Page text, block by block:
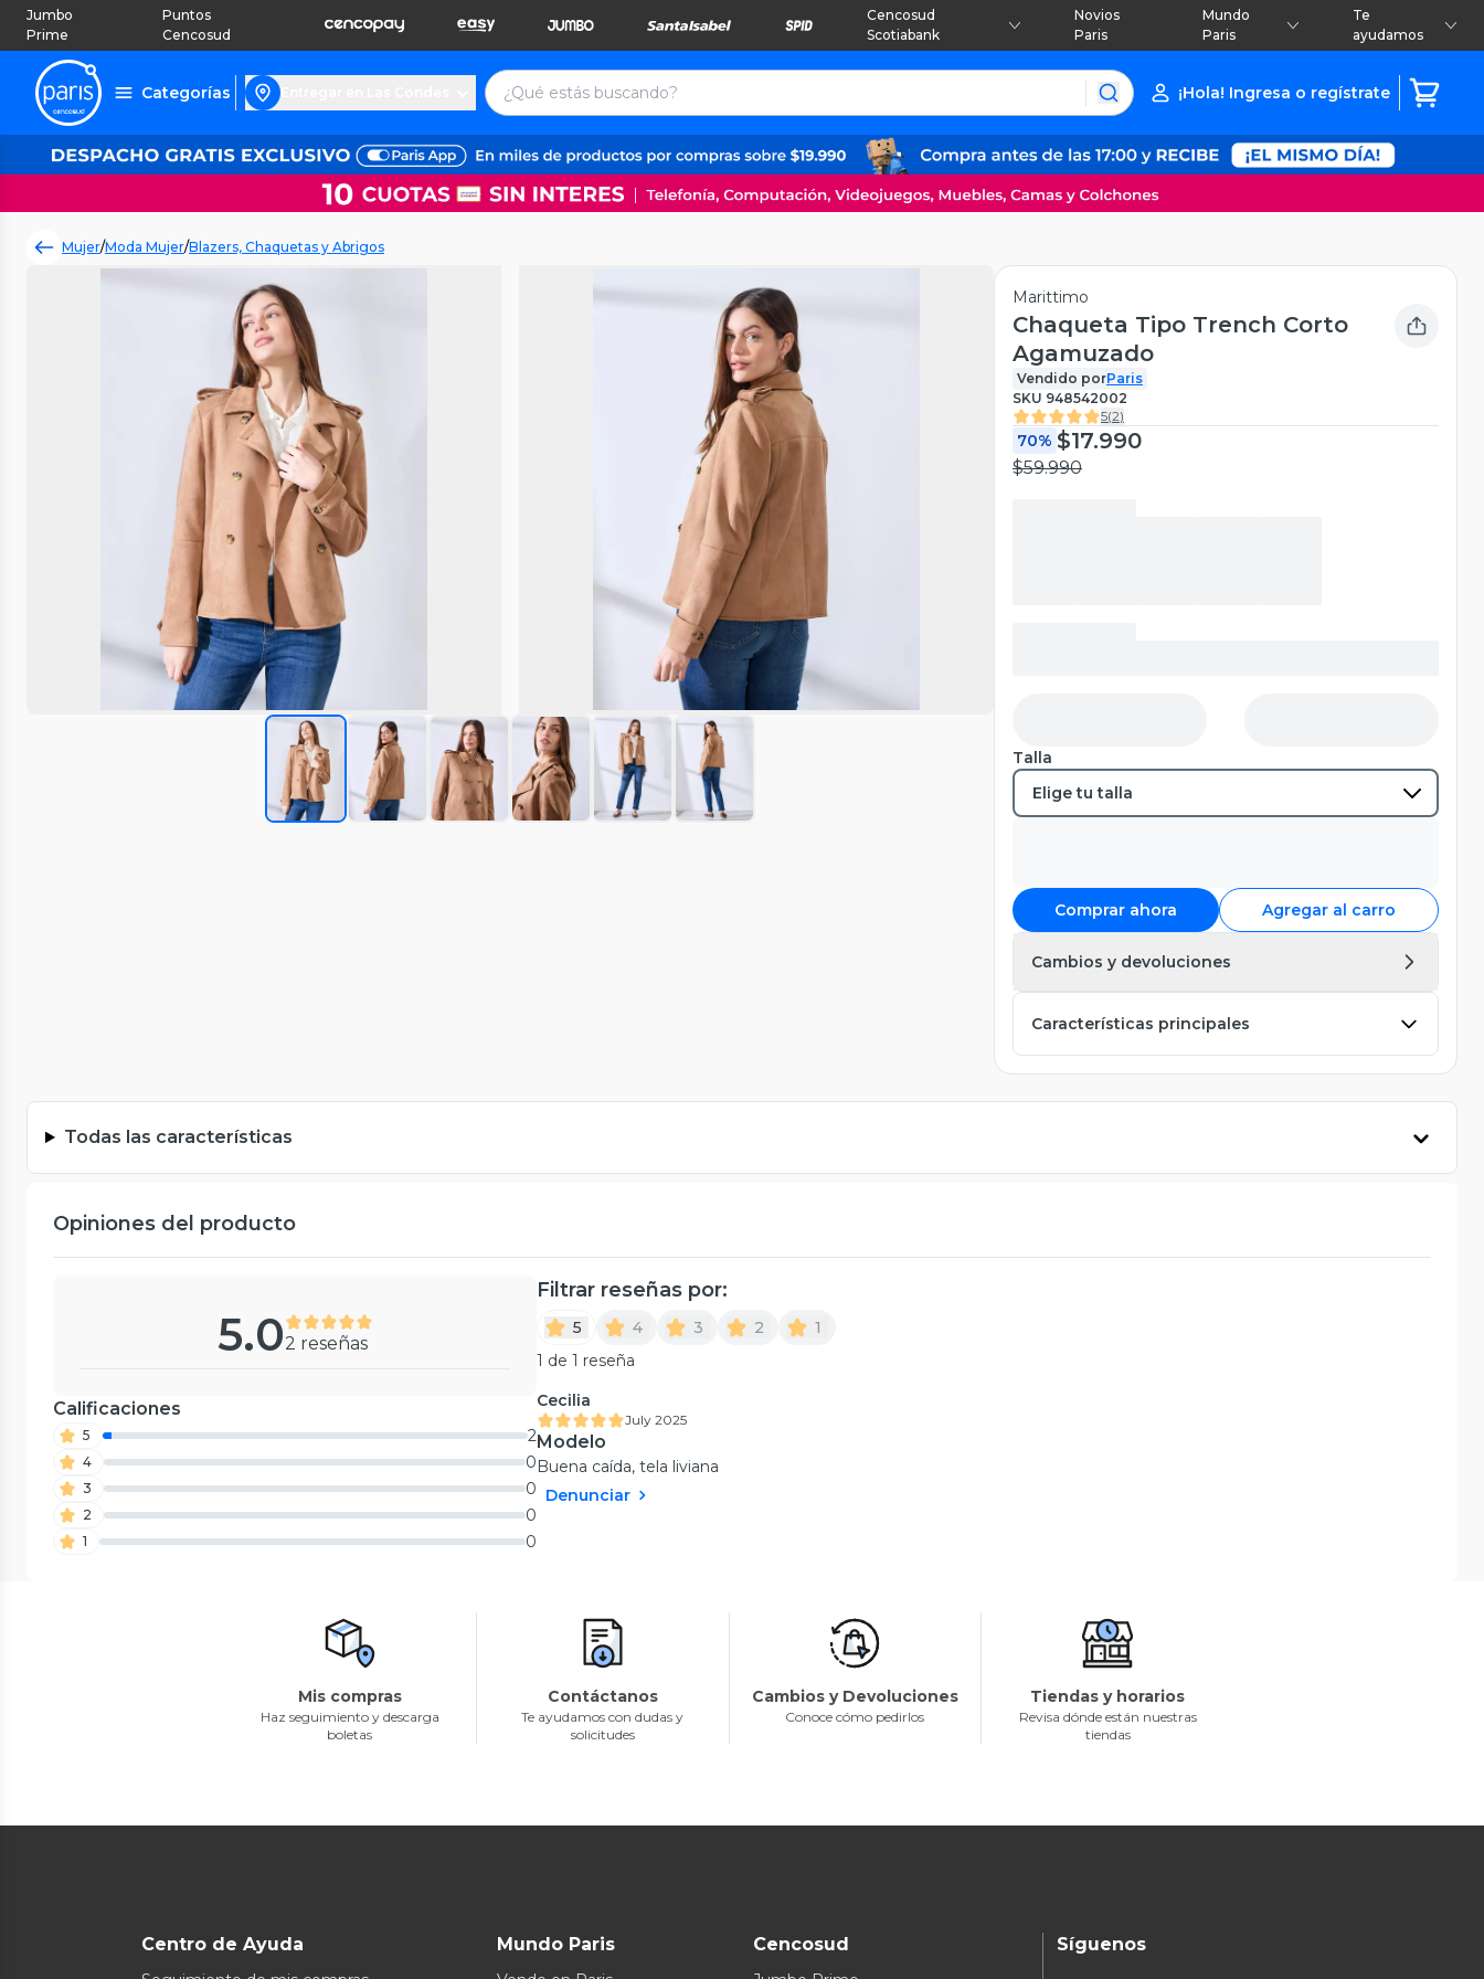
Jumbo
Prime
Puntos
Cencosud
Cencosud
Scotiabank
Novios
Paris
Mundo
Paris
Te
ayudamos
Categorías ¡Hola! Ingresa o regístrate
Mujer/Moda Mujer/Blazers, Chaquetas y Abrigos
Marittimo
Chaqueta Tipo Trench Corto
Agamuzado
Vendido porParis
SKU 948542002
5(2)
70% $17.990
$59.990
Talla
Comprar ahora Agregar al carro
Cambios y devoluciones
Características principales
Todas las características
Opiniones del producto
5.02 reseñas
Calificaciones
5 2
4 0
3 0
2 0
1 0
Filtrar reseñas por:
5 4 3 2
1
1 de 1 reseña
Cecilia
July 2025
Modelo
Buena caída, tela liviana
Denunciar
Mis compras
Haz seguimiento y descarga
boletas
Contáctanos
Te ayudamos con dudas y
solicitudes
Cambios y Devoluciones
Conoce cómo pedirlos
Tiendas y horarios
Revisa dónde están nuestras
tiendas
Centro de Ayuda Mundo Paris Cencosud Síguenos